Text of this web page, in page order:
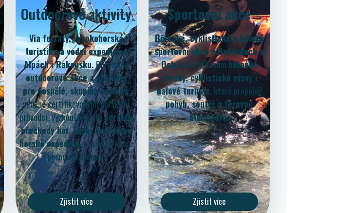
Outdoorové aktivity
Via ferraty, vysokohorská
turistika a vodní expedice v
Alpách i Rakousku.Pořádáme
outdoorové akce a projekty
pro dospělé, skupiny i rodiny,
vedené certifikovanými horskými
průvodci. Vyzkoušejtevia ferraty,
přechody hor, vodní turistiku i
horské expedice– zážitky, které
posouvají hranice.
Zjistit více
Sportovní akce
Běžecké, cyklistické a halové
sportovní akce v Beskydech a
Ostravě. Pořádámeběžecké
závody, cyklistické výzvy i
halové turnaje, které propojují
pohyb, soutěž a férovou
atmosféru.
Zjistit více